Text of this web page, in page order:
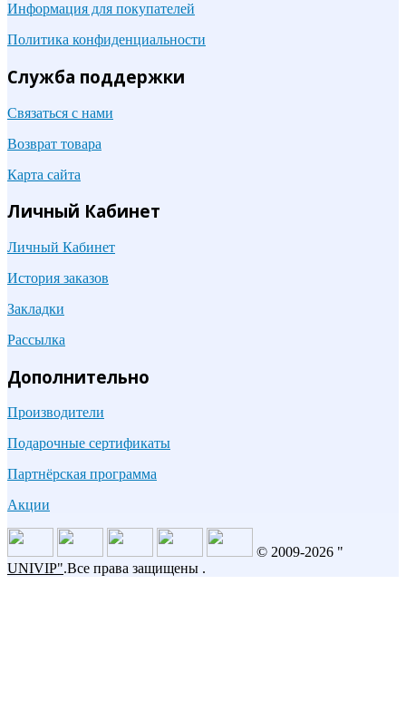
Информация для покупателей
Политика конфиденциальности
Служба поддержки
Связаться с нами
Возврат товара
Карта сайта
Личный Кабинет
Личный Кабинет
История заказов
Закладки
Рассылка
Дополнительно
Производители
Подарочные сертификаты
Партнёрская программа
Акции
© 2009-2026 "
UNIVIP".Все права защищены .